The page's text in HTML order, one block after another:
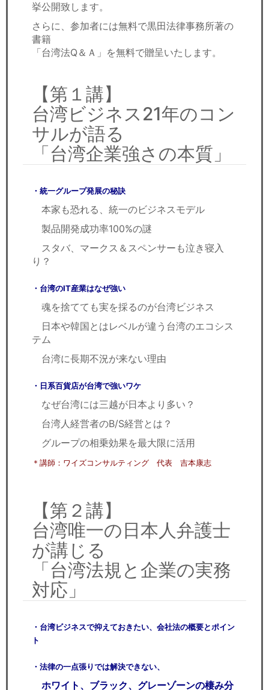
挙公開致します。
さらに、参加者には無料で黒田法律事務所著の
書籍
「台湾法Q＆Ａ」を無料で贈呈いたします。
【第１講】
台湾ビジネス21年のコン
サルが語る
「台湾企業強さの本質」
・統一グループ発展の秘訣
本家も恐れる、統一のビジネスモデル
製品開発成功率100%の謎
スタバ、マークス＆スペンサーも泣き寝入
り？
・台湾のIT産業はなぜ強い
魂を捨てても実を採るのが台湾ビジネス
日本や韓国とはレベルが違う台湾のエコシス
テム
台湾に長期不況が来ない理由
・日系百貨店が台湾で強いワケ
なぜ台湾には三越が日本より多い？
台湾人経営者のB/S経営とは？
グループの相乗効果を最大限に活用
＊講師：ワイズコンサルティング 代表 吉本康志
【第２講】
台湾唯一の日本人弁護士
が講じる
「台湾法規と企業の実務
対応」
・台湾ビジネスで抑えておきたい、会社法の概要とポイン
ト
・法律の一点張りでは解決できない、
ホワイト、ブラック、グレーゾーンの棲み分